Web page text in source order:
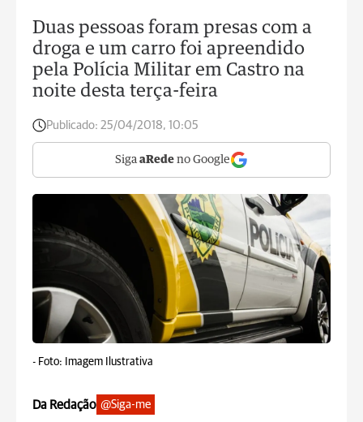
Duas pessoas foram presas com a
droga e um carro foi apreendido
pela Polícia Militar em Castro na
noite desta terça-feira
Publicado: 25/04/2018, 10:05
Siga aRede no Google
- Foto: Imagem Ilustrativa
Da Redação @Siga-me